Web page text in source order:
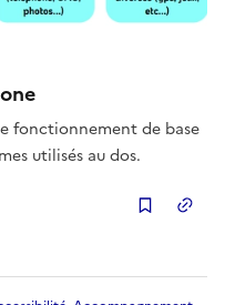
fonctionnement de base
utilisés au dos.